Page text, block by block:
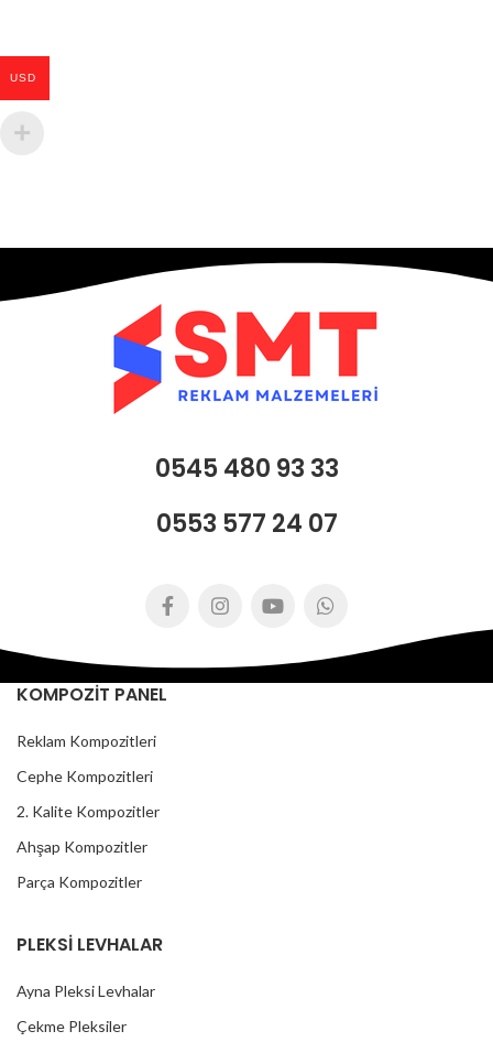
0545 480 93 33
0553 577 24 07
KOMPOZİT PANEL
Reklam Kompozitleri
Cephe Kompozitleri
2. Kalite Kompozitler
Ahşap Kompozitler
Parça Kompozitler
PLEKSİ LEVHALAR
Ayna Pleksi Levhalar
Çekme Pleksiler
USD